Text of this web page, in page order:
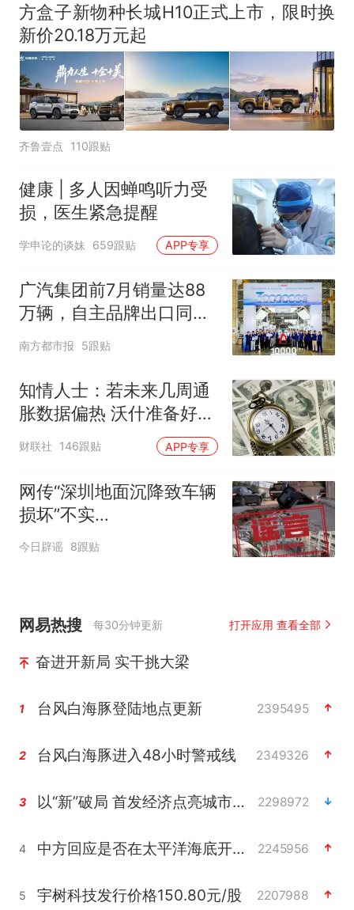
方盒子新物种长城H10正式上市，限时换
新价20.18万元起
齐鲁壹点 110跟贴
健康 | 多人因蝉鸣听力受
损，医生紧急提醒
学申论的谈妹 659跟贴 APP专享
广汽集团前7月销量达88
万辆，自主品牌出口同比
增130%
南方都市报 5跟贴
知情人士：若未来几周通
胀数据偏热 沃什准备好加
息
财联社 146跟贴 APP专享
网传“深圳地面沉降致车辆
损坏”不实
（2026·08·06）
今日辟谣 8跟贴
网易热搜 每30分钟更新 打开应用 查看全部
奋进开新局 实干挑大梁
1 台风白海豚登陆地点更新 2395495
2 台风白海豚进入48小时警戒线 2349326
3 以“新”破局 首发经济点亮城市消费活力 2298972
4 中方回应是否在太平洋海底开采稀土 2245956
5 宇树科技发行价格150.80元/股 2207988